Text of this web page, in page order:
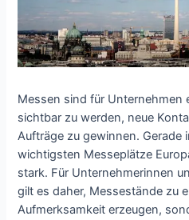
Messen sind für Unternehmen
sichtbar zu werden, neue
Aufträge zu gewinnen. Gerade
wichtigsten Messeplätze
stark. Für Unternehmerinnen
gilt es daher, Messestände zu
Aufmerksamkeit erzeugen,